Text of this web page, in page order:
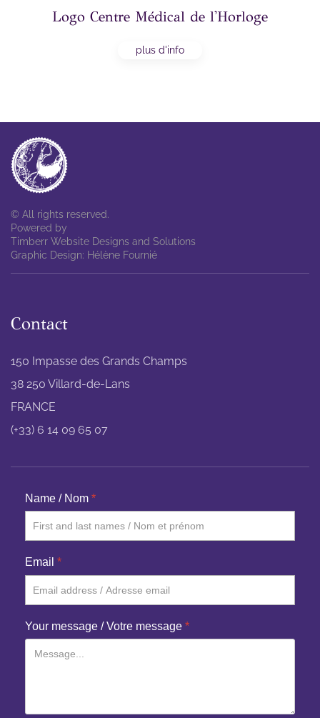
Logo Centre Médical de l'Horloge
plus d'info
© All rights reserved.
Powered by
Timberr Website Designs and Solutions
Graphic Design: Hélène Fournié
Contact
150 Impasse des Grands Champs
38 250 Villard-de-Lans
FRANCE
(+33) 6 14 09 65 07
Name / Nom *
Email *
Your message / Votre message *